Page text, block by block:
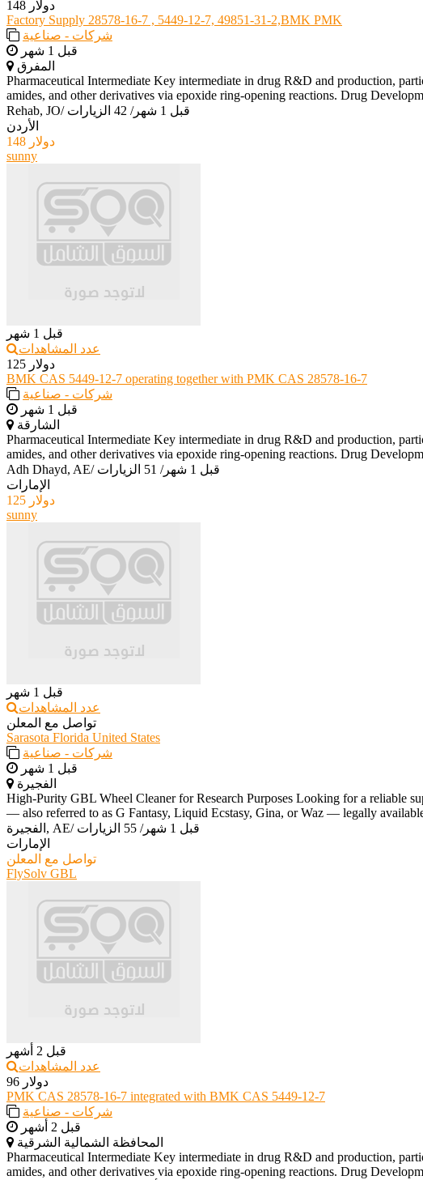
148 دولار
Factory Supply 28578-16-7 , 5449-12-7, 49851-31-2,BMK PMK
شركات - صناعية
قبل 1 شهر
المفرق
Pharmaceutical Intermediate Key intermediate in drug R&D and production,
amides, and other derivatives via epoxide ring-opening reactions. Drug
Rehab, JO/ قبل 1 شهر / 42 الزيارات
الأردن
148 دولار
sunny
قبل 1 شهر
عدد المشاهدات
125 دولار
BMK CAS 5449-12-7 operating together with PMK CAS 28578-16-7
شركات - صناعية
قبل 1 شهر
الشارقة
Pharmaceutical Intermediate Key intermediate in drug R&D and production,
amides, and other derivatives via epoxide ring-opening reactions. Drug
Adh Dhayd, AE/ قبل 1 شهر / 51 الزيارات
الإمارات
125 دولار
sunny
قبل 1 شهر
عدد المشاهدات
تواصل مع المعلن
Sarasota Florida United States
شركات - صناعية
قبل 1 شهر
الفجيرة
High-Purity GBL Wheel Cleaner for Research Purposes Looking for a reliable
— also referred to as G Fantasy, Liquid Ecstasy, Gina, or Waz — legally
الفجيرة, AE/ قبل 1 شهر / 55 الزيارات
الإمارات
تواصل مع المعلن
FlySolv GBL
قبل 2 أشهر
عدد المشاهدات
96 دولار
PMK CAS 28578-16-7 integrated with BMK CAS 5449-12-7
شركات - صناعية
قبل 2 أشهر
المحافظة الشمالية الشرقية
Pharmaceutical Intermediate Key intermediate in drug R&D and production,
amides, and other derivatives via epoxide ring-opening reactions. Drug